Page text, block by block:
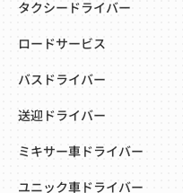
タクシードライバー
ロードサービス
バスドライバー
送迎ドライバー
ミキサー車ドライバー
ユニック車ドライバー